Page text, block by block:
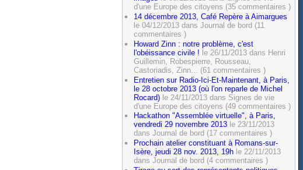
d'une Europe des citoyens (35 commentaires )
14 décembre 2013, Café Repère à Aimargues
le 04/12/2013 dans Journal de bord (11
commentaires )
Howard Zinn : notre problème, c'est
l'obéissance civile ! le 26/11/2013 dans Henri
Guillemin, Robespierre, Rousseau,
Castoriadis, Zinn... (61 commentaires )
Entretien sur Radio-Ici-Et-Maintenant, à Paris,
le 28 octobre 2013 (où l'on reparle de Michel
Rocard) le 24/11/2013 dans Signes de vie
d'une Europe des citoyens (49 commentaires )
Hackathon "Assemblée virtuelle", à Paris,
vendredi 29 novembre 2013 le 23/11/2013
dans Journal de bord (17 commentaires )
Prochain atelier constituant à Romans-sur-
Isère, jeudi 28 nov. 2013, 19h le 22/11/2013
dans Journal de bord (4 commentaires )